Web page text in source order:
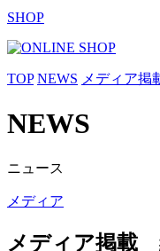
SHOP
TOP NEWS メディア
NEWS
ニュース
メディア
メディア掲載